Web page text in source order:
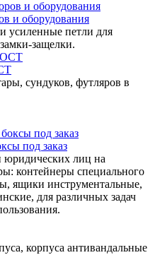
и оборудования
усиленные петли для
защелки.
сундуков, футляров в
под заказ
юридических лиц на
контейнеры специального
ящики инструментальные,
для различных задач
корпуса антивандальные